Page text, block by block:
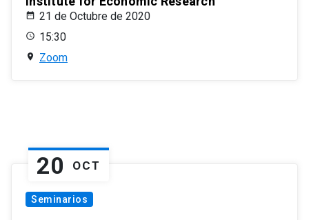
21 de Octubre de 2020
15:30
Zoom
20 OCT
Seminarios